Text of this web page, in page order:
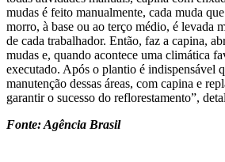
mudas é feito manualmente, cada muda
morro, à base ou ao terço médio, é levada
de cada trabalhador. Então, faz a capina,
mudas e, quando acontece uma climática
executado. Após o plantio é indispensável
manutenção dessas áreas, com capina e
garantir o sucesso do reflorestamento”,
Fonte: Agência Brasil